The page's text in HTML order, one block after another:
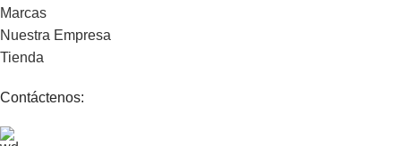
Marcas
Nuestra Empresa
Tienda
Contáctenos: